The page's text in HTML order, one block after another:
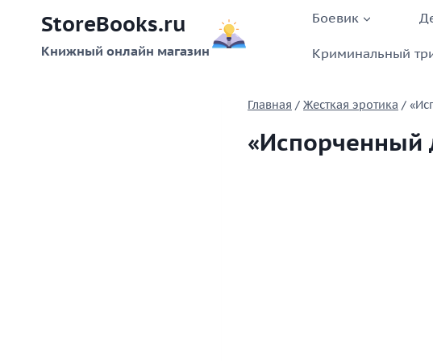
содержимому
StoreBooks.ru
Книжный онлайн магазин
Боевик
Криминальный
Главная / Жесткая эротика /
«Испорченный